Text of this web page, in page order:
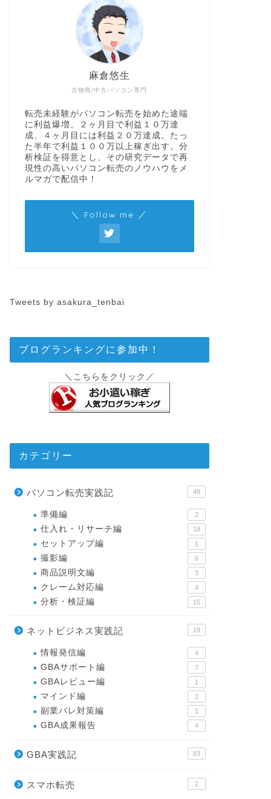
古物商/中古パソコン専門
麻倉悠生
転売未経験がパソコン転売を始めた途端
に利益爆増。２ヶ月目で利益１０万達
成、４ヶ月目には利益２０万達成。たっ
た半年で利益１００万以上稼ぎ出す。分
析検証を得意とし、その研究データで再
現性の高いパソコン転売のノウハウをメ
ルマガで配信中！
＼ Follow me ／
Tweets by asakura_tenbai
ブログランキングに参加中！
＼こちらをクリック／
カテゴリー
パソコン転売実践記 49
準備編 2
仕入れ・リサーチ編 18
セットアップ編 1
撮影編 6
商品説明文編 3
クレーム対応編 4
分析・検証編 15
ネットビジネス実践記 19
情報発信編 4
GBAサポート編 7
GBAレビュー編 1
マインド編 2
副業バレ対策編 1
GBA成果報告 4
GBA実践記 83
スマホ転売 2